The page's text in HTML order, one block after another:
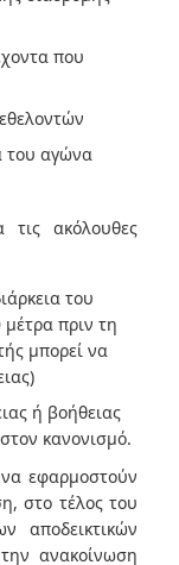
που
του αγώνα
τις ακόλουθες
του
πριν τη
μπορεί να
ή βοήθειας
κανονισμό.
εφαρμοστούν
στο τέλος του
ανακοίνωση